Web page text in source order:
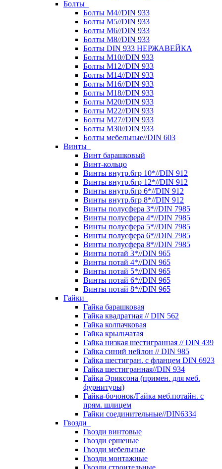
Болты
Болты М4//DIN 933
Болты М5//DIN 933
Болты М6//DIN 933
Болты М8//DIN 933
Болты DIN 933 НЕРЖАВЕЙКА
Болты М10//DIN 933
Болты М12//DIN 933
Болты М14//DIN 933
Болты М16//DIN 933
Болты М18//DIN 933
Болты М20//DIN 933
Болты М22//DIN 933
Болты М27//DIN 933
Болты М30//DIN 933
Болты мебельные//DIN 603
Винты
Винт барашковый
Винт-кольцо
Винты внутр.6гр 10*//DIN 912
Винты внутр.6гр 12*//DIN 912
Винты внутр.6гр 6*//DIN 912
Винты внутр.6гр 8*//DIN 912
Винты полусфера 3*//DIN 7985
Винты полусфера 4*//DIN 7985
Винты полусфера 5*//DIN 7985
Винты полусфера 6*//DIN 7985
Винты полусфера 8*//DIN 7985
Винты потай 3*//DIN 965
Винты потай 4*//DIN 965
Винты потай 5*//DIN 965
Винты потай 6*//DIN 965
Винты потай 8*//DIN 965
Гайки
Гайка барашковая
Гайка квадратная // DIN 562
Гайка колпачковая
Гайка крыльчатая
Гайка низкая шестигранная // DIN 439
Гайка синий нейлон // DIN 985
Гайка шестигран. с фланцем DIN 6923
Гайка шестигранная//DIN 934
Гайка Эриксона (примен. для меб.
фурнитуры)
Гайка-бочонок/Гайка меб.потайн. с
прям. шлицем
Гайки соединительные//DIN6334
Гвозди
Гвозди винтовые
Гвозди ершеные
Гвозди мебельные
Гвозди монтажные
Гвозди строительные